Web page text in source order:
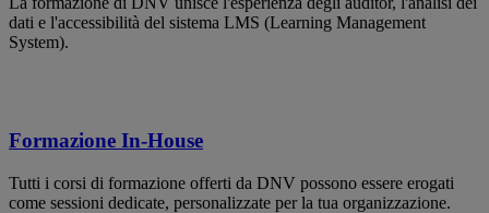
dati e l'accessibilità del sistema LMS (Learning Management
System).
Formazione In-House
Tutti i corsi di formazione offerti da DNV possono essere erogati
come sessioni dedicate, personalizzate per la tua organizzazione.